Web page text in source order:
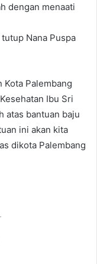
dengan menaati
Nana Puspa
Kota Palembang
Ibu Sri
atas bantuan baju
ini akan kita
dikota Palembang